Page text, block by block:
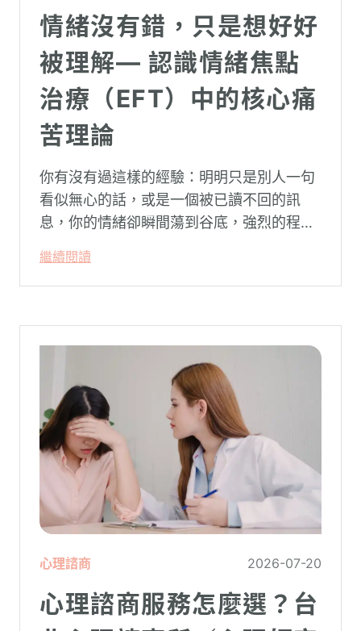
情緒沒有錯，只是想好好
被理解— 認識情緒焦點
治療（EFT）中的核心痛
苦理論
你有沒有過這樣的經驗：明明只是別人一句
看似無心的話，或是一個被已讀不回的訊
息，你的情緒卻瞬間蕩到谷底，強烈的程度
怪：「事情真的有這麼嚴重嗎？」
繼續閱讀
心理諮商 2026-07-20
心理諮商服務怎麼選？台